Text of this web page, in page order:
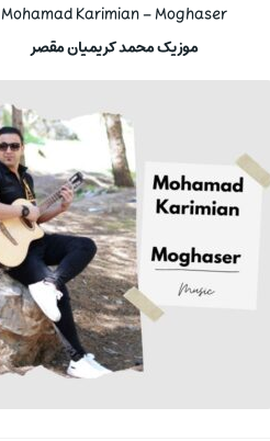
Mohamad Karimian – Moghaser
موزیک محمد کریمیان مقصر